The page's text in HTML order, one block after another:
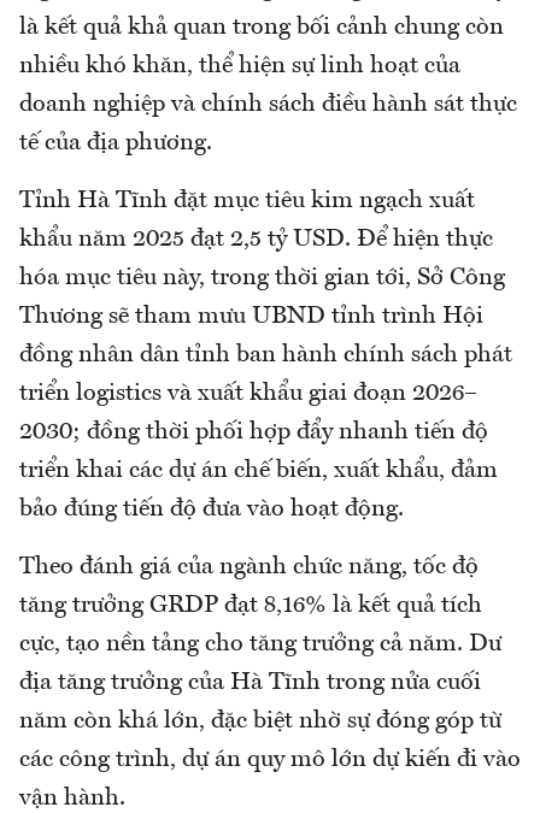
là kết quả khả quan trong bối cảnh chung còn
nhiều khó khăn, thể hiện sự linh hoạt của
doanh nghiệp và chính sách điều hành sát thực
tế của địa phương.
Tỉnh Hà Tĩnh đặt mục tiêu kim ngạch xuất
khẩu năm 2025 đạt 2,5 tỷ USD. Để hiện thực
hóa mục tiêu này, trong thời gian tới, Sở Công
Thương sẽ tham mưu UBND tỉnh trình Hội
đồng nhân dân tỉnh ban hành chính sách phát
triển logistics và xuất khẩu giai đoạn 2026–
2030; đồng thời phối hợp đẩy nhanh tiến độ
triển khai các dự án chế biến, xuất khẩu, đảm
bảo đúng tiến độ đưa vào hoạt động.
Theo đánh giá của ngành chức năng, tốc độ
tăng trưởng GRDP đạt 8,16% là kết quả tích
cực, tạo nền tảng cho tăng trưởng cả năm. Dư
địa tăng trưởng của Hà Tĩnh trong nửa cuối
năm còn khá lớn, đặc biệt nhờ sự đóng góp từ
các công trình, dự án quy mô lớn dự kiến đi vào
vận hành.